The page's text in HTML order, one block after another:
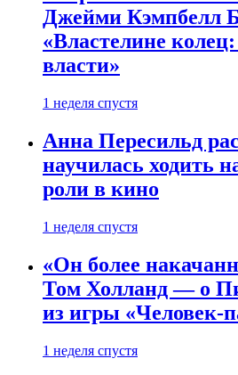
Джейми Кэмпбелл
«Властелине
власти»
1 неделя спустя
Анна Пересильд
научилась ходить
роли в кино
1 неделя спустя
«Он более
Том Холланд — о
из игры «Человек-
1 неделя спустя